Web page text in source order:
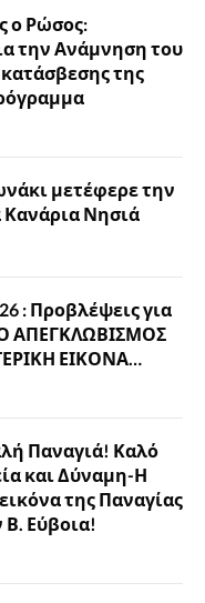
ο Ρώσος:
την Ανάμνηση του
της
μετέφερε την
Νησιά
: Προβλέψεις για
ΑΠΕΓΚΛΩΒΙΣΜΟΣ
ΕΙΚΟΝΑ…
Παναγιά! Καλό
και Δύναμη-Η
της Παναγίας
Β. Εύβοια!